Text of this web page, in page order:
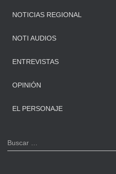
NOTICIAS REGIONAL
NOTI AUDIOS
ENTREVISTAS
OPINIÓN
EL PERSONAJE
B
u
Buscar …